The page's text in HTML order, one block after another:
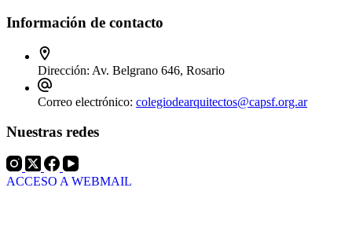
Información de contacto
Dirección: Av. Belgrano 646, Rosario
Correo electrónico: colegiodearquitectos@capsf.org.ar
Nuestras redes
ACCESO A WEBMAIL